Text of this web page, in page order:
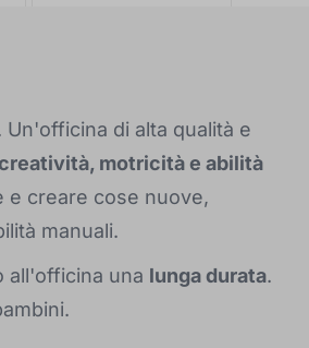
di alta qualità e
motricità e abilità
e creare cose nuove,
manuali.
all'officina una lunga durata.